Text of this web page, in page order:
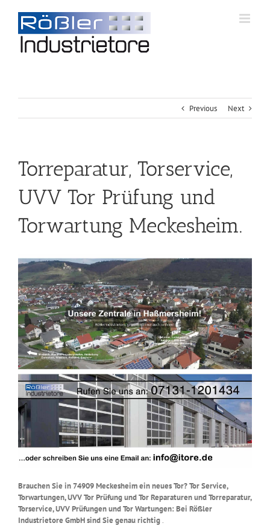
Previous Next
Torreparatur, Torservice,
UVV Tor Prüfung und
Torwartung Meckesheim.
Brauchen Sie in 74909 Meckesheim ein neues Tor? Tor Service,
Torwartungen, UVV Tor Prüfung und Tor Reparaturen und Torreparatur,
Torservice, UVV Prüfungen und Tor Wartungen: Bei Rößler
Industrietore GmbH sind Sie genau richtig.